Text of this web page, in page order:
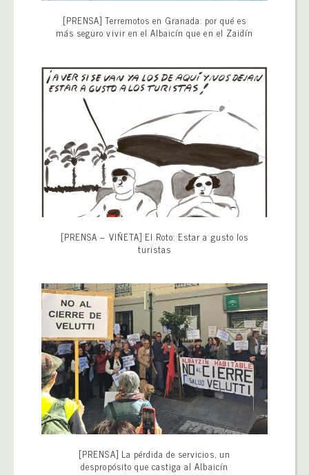
[PRENSA] Terremotos en Granada: por qué es
más seguro vivir en el Albaicín que en el Zaidín
[PRENSA – VIÑETA] El Roto: Estar a gusto los
turistas
[PRENSA] La pérdida de servicios, un
despropósito que castiga al Albaicín